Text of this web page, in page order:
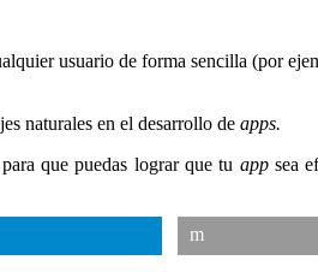
usuario de forma sencilla (por
naturales en el desarrollo de apps.
que puedas lograr que tu appsea